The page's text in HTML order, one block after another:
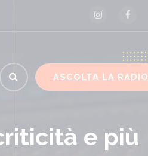
ASCOLTA LA RADIO
e più